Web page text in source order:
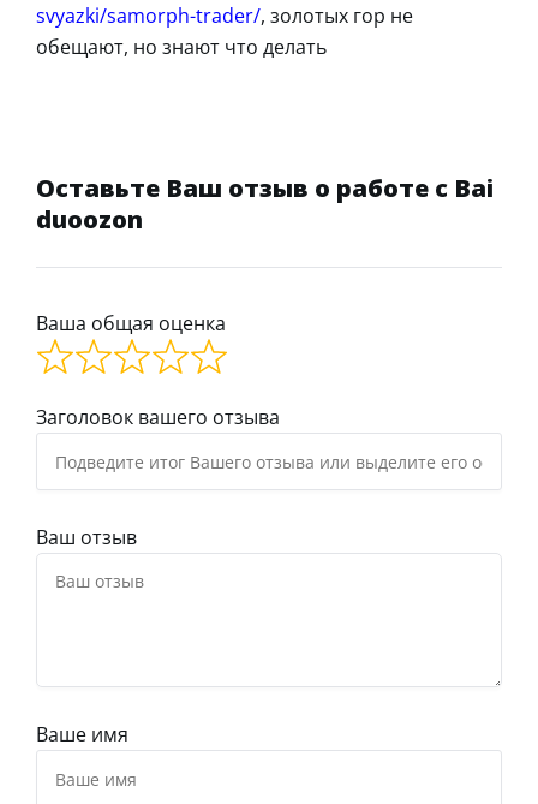
svyazki/samorph-trader/, золотых гор не
обещают, но знают что делать
Оставьте Ваш отзыв о работе с Bai
duoozon
Ваша общая оценка
Заголовок вашего отзыва
Ваш отзыв
Ваше имя